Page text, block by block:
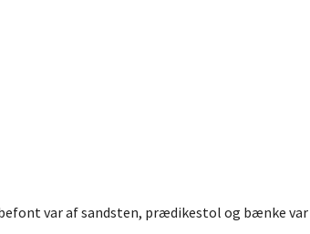
var af sandsten, prædikestol og bænke